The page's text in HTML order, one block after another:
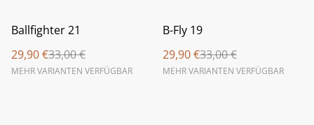
%
Ballfighter 21
29,90 €33,00 €
MEHR VARIANTEN VERFÜGBAR
%
B-Fly 19
29,90 €33,00 €
MEHR VARIANTEN VERFÜGBAR